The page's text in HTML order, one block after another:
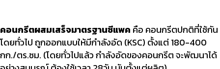
คอนกรีตผสมเสร็จมาตรฐานซีแพค คือ คอนกรีตปกติที่ใช้กัน
โดยทั่วไป ถูกออกแบบให้มีกำลังอัด (KSC) ตั้งแต่ 180-400
กก./ตร.ซม. (โดยทั่วไปแล้ว กำลังอัดของคอนกรีต จะพัฒนาได้